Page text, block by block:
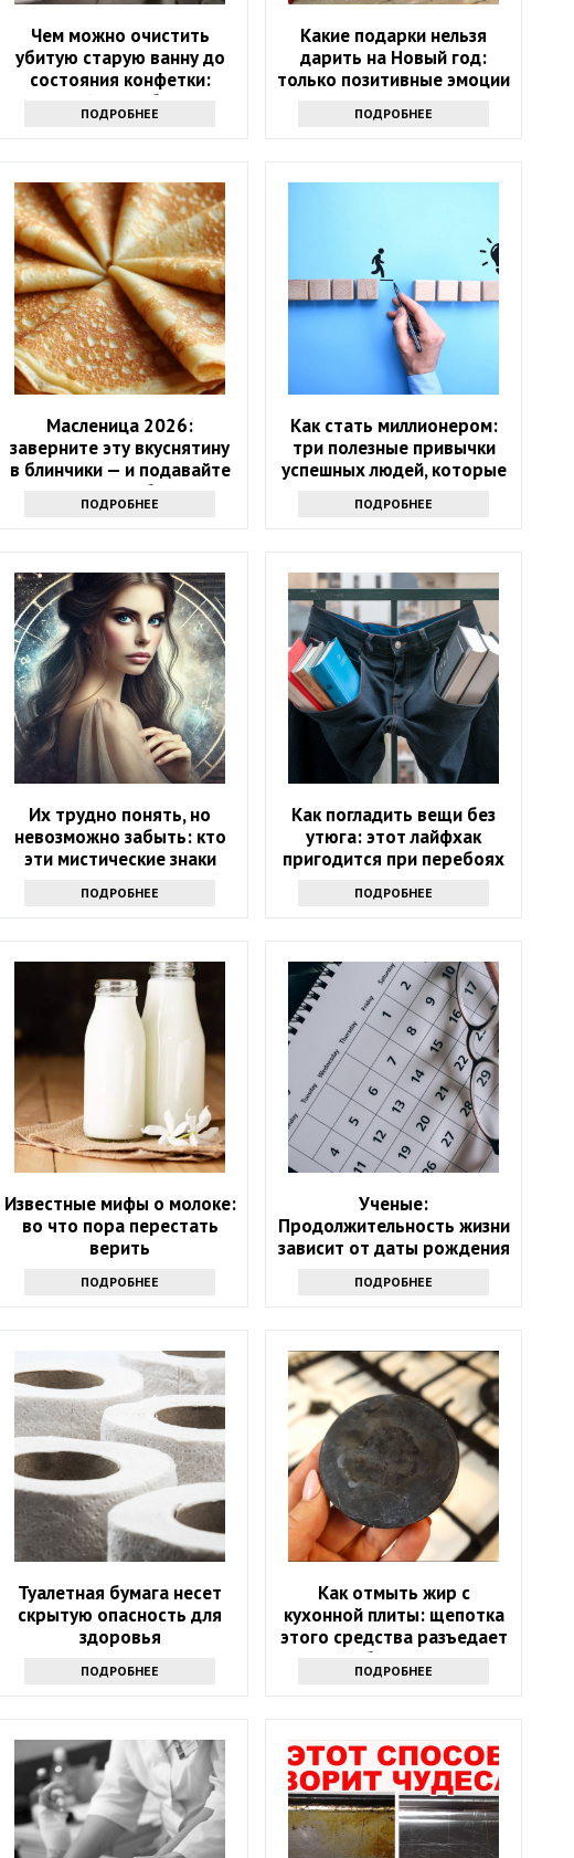
Чем можно очистить
убитую старую ванну до
состояния конфетки:
дешевый способ спасти
санузел
ПОДРОБНЕЕ
Какие подарки нельзя
дарить на Новый год:
только позитивные эмоции
ПОДРОБНЕЕ
Масленица 2026:
заверните эту вкуснятину
в блинчики — и подавайте
как главное блюдо
ПОДРОБНЕЕ
Как стать миллионером:
три полезные привычки
успешных людей, которые
ПОДРОБНЕЕ
Их трудно понять, но
невозможно забыть: кто
эти мистические знаки
зодиака — хранители тайн
ПОДРОБНЕЕ
Как погладить вещи без
утюга: этот лайфхак
пригодится при перебоях
ПОДРОБНЕЕ
Известные мифы о молоке:
во что пора перестать
верить
ПОДРОБНЕЕ
Ученые:
Продолжительность жизни
зависит от даты рождения
ПОДРОБНЕЕ
Туалетная бумага несет
скрытую опасность для
здоровья
ПОДРОБНЕЕ
Как отмыть жир с
кухонной плиты: щепотка
этого средства разъедает
любую грязь
ПОДРОБНЕЕ